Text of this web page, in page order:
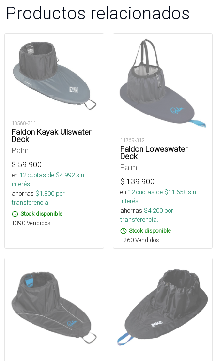
Productos relacionados
10560-311
Faldon Kayak Ullswater
Deck
Palm
$ 59.900
en 12cuotas de $4.992sin
interés
ahorras $1.800 por
transferencia.
Stock disponible
+390 Vendidos
11769-312
Faldon Loweswater
Deck
Palm
$ 139.900
en 12cuotas de $11.658sin
interés
ahorras $4.200 por
transferencia.
Stock disponible
+260 Vendidos